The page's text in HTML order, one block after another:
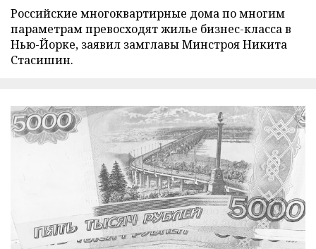
Российские многоквартирные дома по многим
параметрам превосходят жилье бизнес-класса в
Нью-Йорке, заявил замглавы Минстроя Никита
Стасишин.